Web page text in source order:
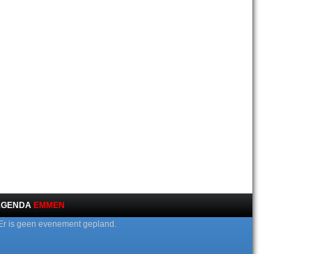
EMMEN
Er is geen evenement gepland.